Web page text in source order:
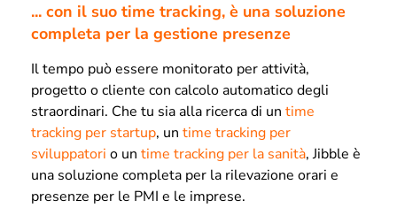
... con il suo time tracking, è una soluzione
completa per la gestione presenze
Il tempo può essere monitorato per attività,
progetto o cliente con calcolo automatico degli
straordinari. Che tu sia alla ricerca di un time
tracking per startup, un time tracking per
sviluppatori o un time tracking per la sanità, Jibble è
una soluzione completa per la rilevazione orari e
presenze per le PMI e le imprese.